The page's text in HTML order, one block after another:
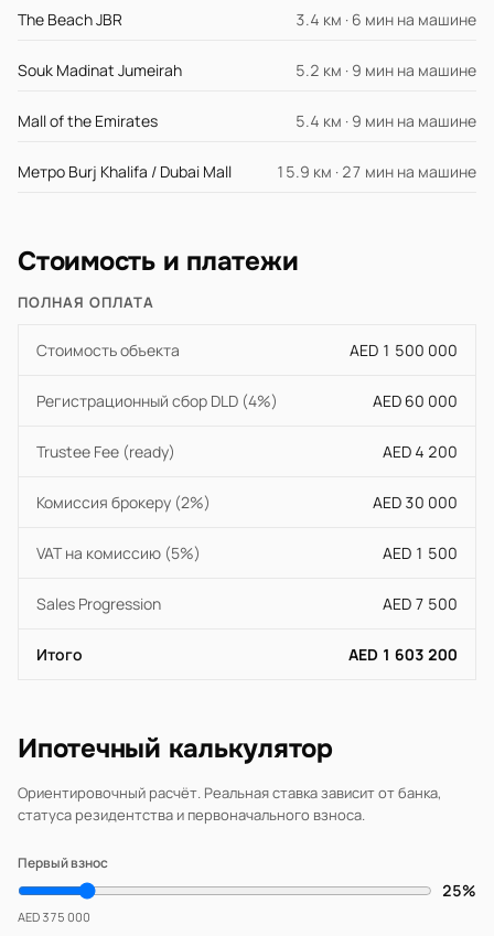
The Beach JBR 3.4 км · 6 мин на машине
Souk Madinat Jumeirah 5.2 км · 9 мин на машине
Mall of the Emirates 5.4 км · 9 мин на машине
Метро Burj Khalifa / Dubai Mall 15.9 км · 27 мин на машине
Стоимость и платежи
ПОЛНАЯ ОПЛАТА
Стоимость объекта AED 1 500 000
Регистрационный сбор DLD (4%) AED 60 000
Trustee Fee (ready) AED 4 200
Комиссия брокеру (2%) AED 30 000
VAT на комиссию (5%) AED 1 500
Sales Progression AED 7 500
Итого AED 1 603 200
Ипотечный калькулятор
Ориентировочный расчёт. Реальная ставка зависит от банка,
статуса резидентства и первоначального взноса.
Первый взнос
25%
AED 375 000